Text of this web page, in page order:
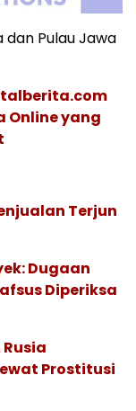
Pulau Jawa
Online yang
Terjun
Dugaan
Diperiksa
Prostitusi